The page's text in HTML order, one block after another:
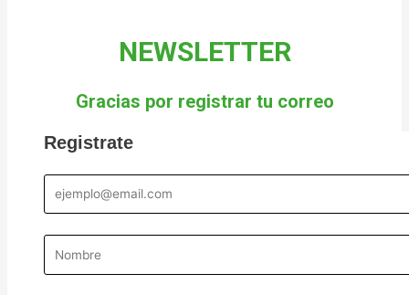
NEWSLETTER
Gracias por registrar tu correo
Registrate